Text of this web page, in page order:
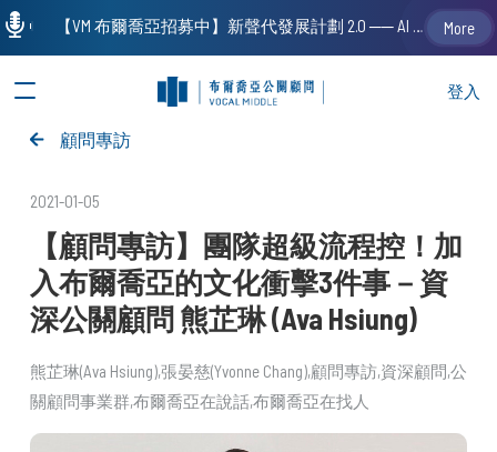
登入
顧問專訪
2021-01-05
【顧問專訪】團隊超級流程控！加
入布爾喬亞的文化衝擊3件事－資
深公關顧問 熊芷琳 (Ava Hsiung)
熊芷琳(Ava Hsiung)張晏慈(Yvonne Chang)顧問專訪資深顧問 公
關顧問事業群布爾喬亞在說話布爾喬亞在找人
【VM 布爾喬亞招募中】新聲代發展計劃 2.0 ── AI PR 人才加速養成計劃（歡迎「應屆畢業生」、「一年以下相關 / 三年以下非相關經驗工作者」申請加入） More